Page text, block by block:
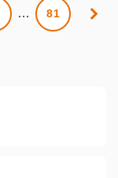
… 81